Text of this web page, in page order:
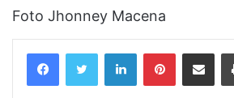
Foto Jhonney Macena
LinkedinPinterestCompartilhar via e-mail